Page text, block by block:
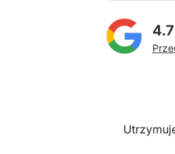
4.7